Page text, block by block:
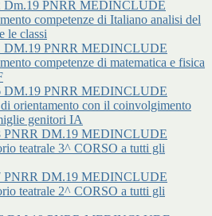
Dm.19 PNRR MEDINCLUDE
competenze di Italiano analisi del
le classi
DM.19 PNRR MEDINCLUDE
competenze di matematica e fisica
DM.19 PNRR MEDINCLUDE
orientamento con il coinvolgimento
genitori IA
PNRR DM.19 MEDINCLUDE
teatrale 3^ CORSO a tutti gli
PNRR DM.19 MEDINCLUDE
teatrale 2^ CORSO a tutti gli